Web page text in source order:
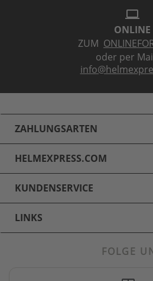
laptop
ONLINE
ZUM
oder per
ZAHLUNGSARTEN
HELMEXPRESS.COM
KUNDENSERVICE
LINKS
Motorradbekleidung
FOLGE